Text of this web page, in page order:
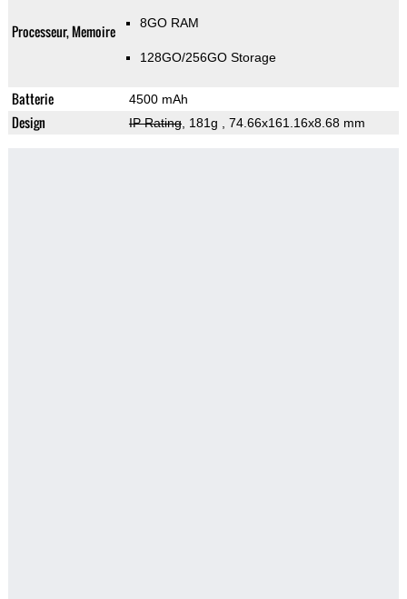
Processeur, Memoire 8GO RAM
128GO/256GO Storage
Batterie 4500 mAh
Design IP Rating, 181g , 74.66x161.16x8.68 mm